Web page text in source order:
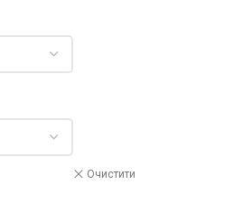
Очистити